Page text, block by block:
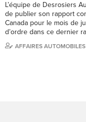
L’équipe de Desrosiers
de publier son rapport
Canada pour le mois de
d’ordre dans ce dernier
AFFAIRES AUTOMOBILES